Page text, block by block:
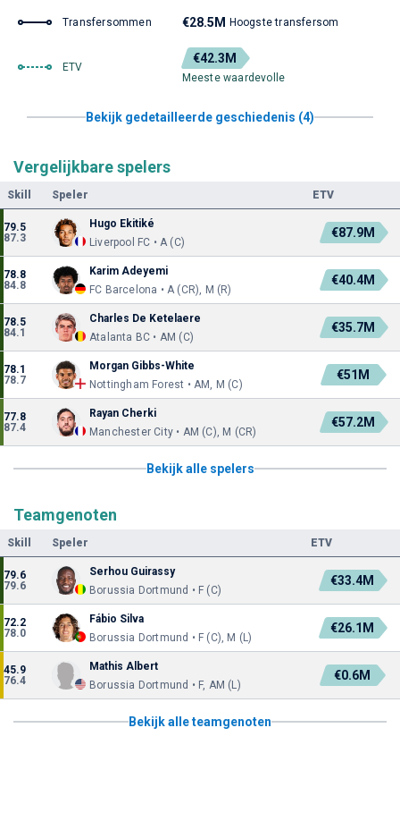
Transfersommen €28.5M Hoogste transfersom
ETV
€42.3M
Meeste waardevolle
Bekijk gedetailleerde geschiedenis (4)
Vergelijkbare spelers
Skill Speler ETV
79.5
87.3
Hugo Ekitiké
Liverpool FC • A (C)
€87.9M
78.8
84.8
Karim Adeyemi
FC Barcelona • A (CR), M (R)
€40.4M
78.5
84.1
Charles De Ketelaere
Atalanta BC • AM (C)
€35.7M
78.1
78.7
Morgan Gibbs-White
Nottingham Forest • AM, M (C)
€51M
77.8
87.4
Rayan Cherki
Manchester City • AM (C), M (CR)
€57.2M
Bekijk alle spelers
Teamgenoten
Skill Speler ETV
79.6
79.6
Serhou Guirassy
Borussia Dortmund • F (C)
€33.4M
72.2
78.0
Fábio Silva
Borussia Dortmund • F (C), M (L)
€26.1M
45.9
76.4
Mathis Albert
Borussia Dortmund • F, AM (L)
€0.6M
Bekijk alle teamgenoten